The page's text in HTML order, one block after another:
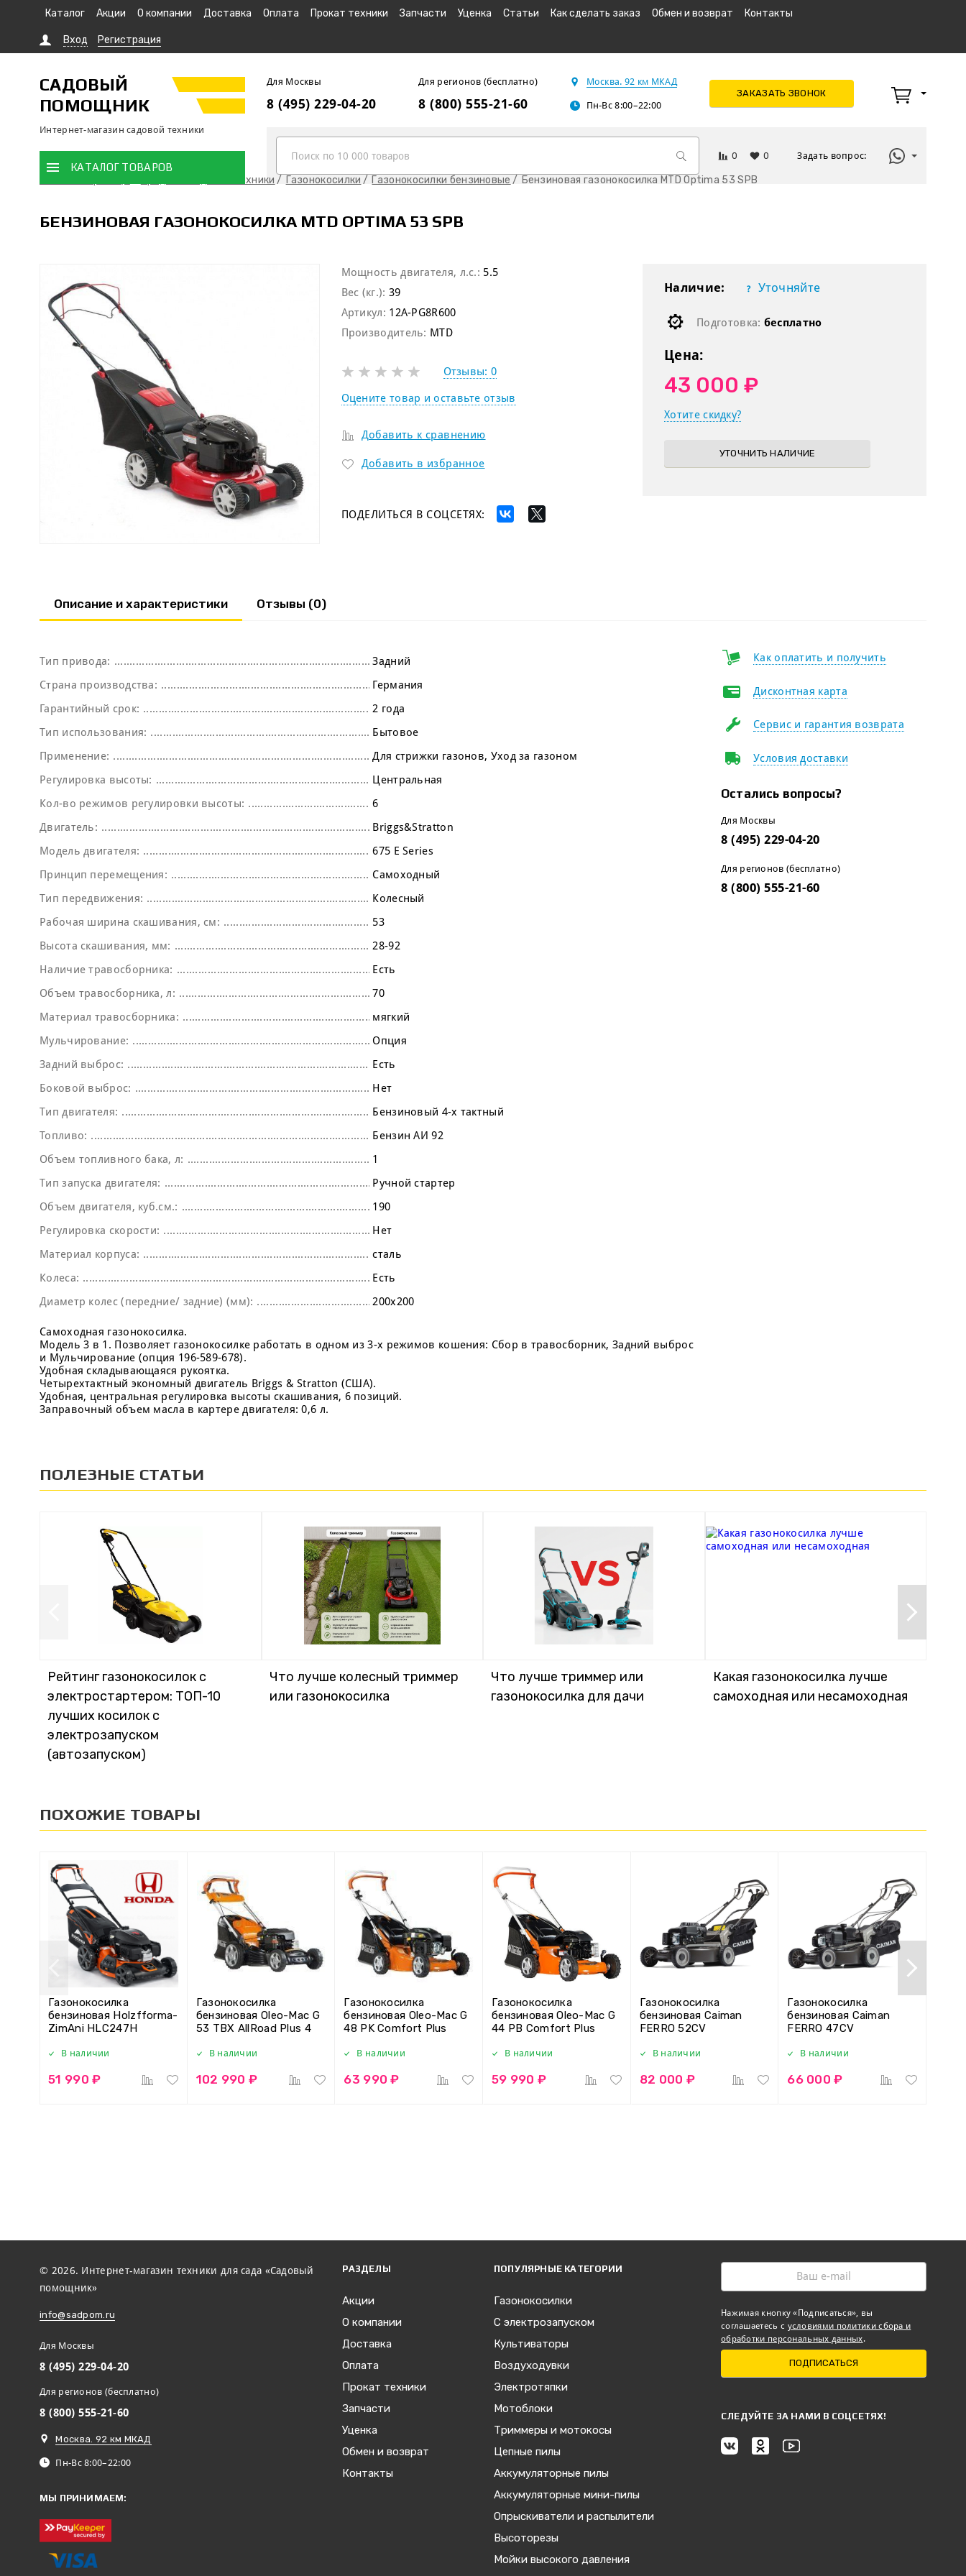
Каталог Акции О компании Доставка Оплата Прокат техники Запчасти Уценка Статьи Как сделать заказ Обмен и возврат Контакты
Вход Регистрация
САДОВЫЙ
ПОМОЩНИК
Интернет-магазин садовой техники
Для Москвы
8 (495) 229-04-20
Для регионов (бесплатно)
8 (800) 555-21-60
Москва. 92 км МКАД
Пн-Вс 8:00–22:00
ЗАКАЗАТЬ ЗВОНОК
0 0 Задать вопрос:
КАТАЛОГ ТОВАРОВ
Продажа садовой техники Газонокосилки Газонокосилки бензиновые Бензиновая газонокосилка MTD Optima 53 SPB
БЕНЗИНОВАЯ ГАЗОНОКОСИЛКА MTD OPTIMA 53 SPB
Мощность двигателя, л.с.: 5.5
Вес (кг.): 39
Артикул: 12A-PG8R600
Производитель: MTD
Отзывы: 0
Оцените товар и оставьте отзыв
Добавить к сравнению
Добавить в избранное
ПОДЕЛИТЬСЯ В СОЦСЕТЯХ:
Наличие: Уточняйте
Подготовка: бесплатно
Цена:
43 000 ₽
Хотите скидку?
УТОЧНИТЬ НАЛИЧИЕ
Описание и характеристики Отзывы (0)
Тип привода:
Задний
Страна производства:
Германия
Гарантийный срок:
2 года
Тип использования:
Бытовое
Применение:
Для стрижки газонов Уход за газоном
Регулировка высоты:
Центральная
Кол-во режимов регулировки высоты:
6
Двигатель:
Briggs&Stratton
Модель двигателя:
675 E Series
Принцип перемещения:
Самоходный
Тип передвижения:
Колесный
Рабочая ширина скашивания, см:
53
Высота скашивания, мм:
28-92
Наличие травосборника:
Есть
Объем травосборника, л:
70
Материал травосборника:
мягкий
Мульчирование:
Опция
Задний выброс:
Есть
Боковой выброс:
Нет
Тип двигателя:
Бензиновый 4-х тактный
Топливо:
Бензин АИ 92
Объем топливного бака, л:
1
Тип запуска двигателя:
Ручной стартер
Объем двигателя, куб.см.:
190
Регулировка скорости:
Нет
Материал корпуса:
сталь
Колеса:
Есть
Диаметр колес (передние/ задние) (мм):
200х200
Самоходная газонокосилка.
Модель 3 в 1. Позволяет газонокосилке работать в одном из 3-х режимов кошения: Сбор в травосборник, Задний выброс
и Мульчирование (опция 196-589-678).
Удобная складывающаяся рукоятка.
Четырехтактный экономный двигатель Briggs & Stratton (США).
Удобная, центральная регулировка высоты скашивания, 6 позиций.
Заправочный объем масла в картере двигателя: 0,6 л.
Как оплатить и получить
Дисконтная карта
Сервис и гарантия возврата
Условия доставки
Остались вопросы?
Для Москвы
8 (495) 229-04-20
Для регионов (бесплатно)
8 (800) 555-21-60
ПОЛЕЗНЫЕ СТАТЬИ
Рейтинг газонокосилок с
электростартером: ТОП-10
лучших косилок с
электрозапуском
(автозапуском)
Что лучше колесный триммер
или газонокосилка
Что лучше триммер или
газонокосилка для дачи
Какая газонокосилка лучше
самоходная или несамоходная
ПОХОЖИЕ ТОВАРЫ
Газонокосилка
бензиновая Holzfforma-
ZimAni HLC247H
В наличии
51 990 ₽
Газонокосилка
бензиновая Oleo-Mac G
53 TBX AllRoad Plus 4
В наличии
102 990 ₽
Газонокосилка
бензиновая Oleo-Mac G
48 PK Comfort Plus
В наличии
63 990 ₽
Газонокосилка
бензиновая Oleo-Mac G
44 PB Comfort Plus
В наличии
59 990 ₽
Газонокосилка
бензиновая Caiman
FERRO 52CV
В наличии
82 000 ₽
Газонокосилка
бензиновая Caiman
FERRO 47CV
В наличии
66 000 ₽
© 2026. Интернет-магазин техники для сада «Садовый
помощник»
info@sadpom.ru
Для Москвы
8 (495) 229-04-20
Для регионов (бесплатно)
8 (800) 555-21-60
Москва. 92 км МКАД
Пн-Вс 8:00–22:00
МЫ ПРИНИМАЕМ:
РАЗДЕЛЫ
Акции
О компании
Доставка
Оплата
Прокат техники
Запчасти
Уценка
Обмен и возврат
Контакты
ПОПУЛЯРНЫЕ КАТЕГОРИИ
Газонокосилки
С электрозапуском
Культиваторы
Воздуходувки
Электротяпки
Мотоблоки
Триммеры и мотокосы
Цепные пилы
Аккумуляторные пилы
Аккумуляторные мини-пилы
Опрыскиватели и распылители
Высоторезы
Мойки высокого давления
Нажимая кнопку «Подписаться», вы
соглашаетесь с условиями политики сбора и
обработки персональных данных.
ПОДПИСАТЬСЯ
CЛЕДУЙТЕ ЗА НАМИ В СОЦСЕТЯХ!